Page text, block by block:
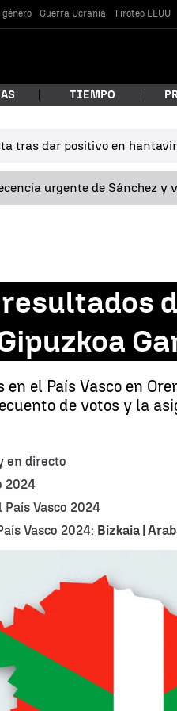
género Guerra Ucrania Tiroteo EEUU
buscando?
TIEMPO
tras dar positivo en
urgente de Sánchez
el País Vasco en
de votos y la
en directo
2024
Vasco 2024
Vasco 2024: Bizkaia